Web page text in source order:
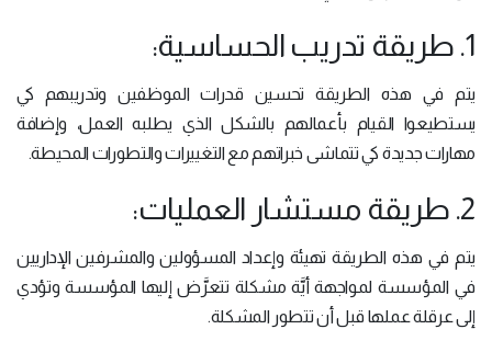
1. طريقة تدريب الحساسية:
يتم في هذه الطريقة تحسين قدرات الموظفين وتدريبهم كي
يستطيعوا القيام بأعمالهم بالشكل الذي يطلبه العمل، وإضافة
مهارات جديدة كي تتماشى خبراتهم مع التغييرات والتطورات المحيطة.
2. طريقة مستشار العمليات:
يتم في هذه الطريقة تهيئة وإعداد المسؤولين والمشرفين الإداريين
في المؤسسة لمواجهة أيَّة مشكلة تتعرَّض إليها المؤسسة وتؤدي
إلى عرقلة عملها قبل أن تتطور المشكلة.